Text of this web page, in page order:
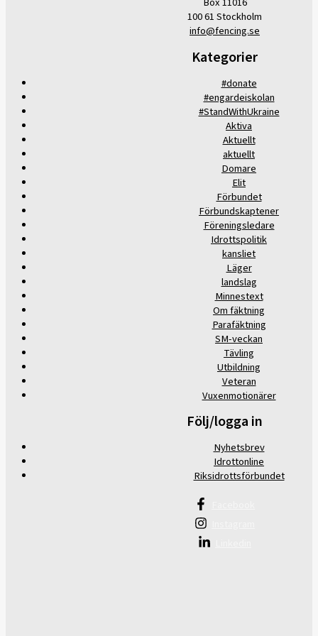
100 61 Stockholm
info@fencing.se
Kategorier
#donate
#engardeiskolan
#StandWithUkraine
Aktiva
Aktuellt
aktuellt
Domare
Elit
Förbundet
Förbundskaptener
Föreningsledare
Idrottspolitik
kansliet
Läger
landslag
Minnestext
Om fäktning
Parafäktning
SM-veckan
Tävling
Utbildning
Veteran
Vuxenmotionärer
Följ/logga in
Nyhetsbrev
Idrottonline
Riksidrottsförbundet